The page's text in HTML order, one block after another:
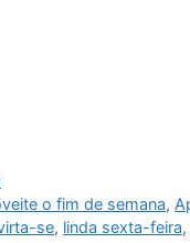
o fim de semana,
se, linda sexta-feira,